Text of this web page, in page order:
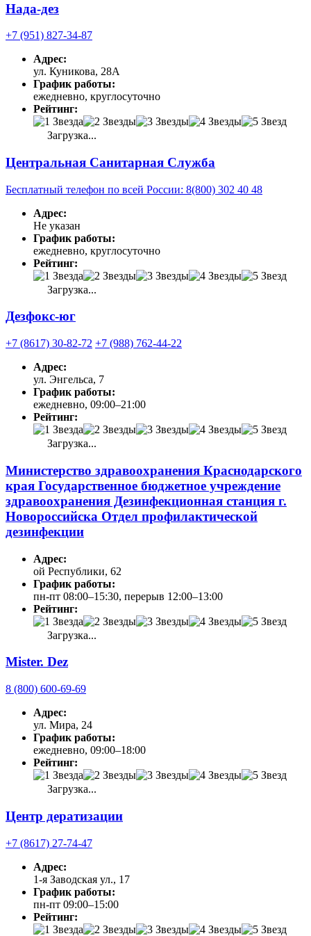
Нада-дез
+7 (951) 827-34-87
Адрес:
ул. Куникова, 28А
График работы:
ежедневно, круглосуточно
Рейтинг:
Загрузка...
Центральная Санитарная Служба
Бесплатный телефон по всей России: 8(800) 302 40 48
Адрес:
Не указан
График работы:
ежедневно, круглосуточно
Рейтинг:
Загрузка...
Дезфокс-юг
+7 (8617) 30-82-72 +7 (988) 762-44-22
Адрес:
ул. Энгельса, 7
График работы:
ежедневно, 09:00–21:00
Рейтинг:
Загрузка...
Министерство здравоохранения Краснодарского
края Государственное бюджетное учреждение
здравоохранения Дезинфекционная станция г.
Новороссийска Отдел профилактической
дезинфекции
Адрес:
ой Республики, 62
График работы:
пн-пт 08:00–15:30, перерыв 12:00–13:00
Рейтинг:
Загрузка...
Mister. Dez
8 (800) 600-69-69
Адрес:
ул. Мира, 24
График работы:
ежедневно, 09:00–18:00
Рейтинг:
Загрузка...
Центр дератизации
+7 (8617) 27-74-47
Адрес:
1-я Заводская ул., 17
График работы:
пн-пт 09:00–15:00
Рейтинг: